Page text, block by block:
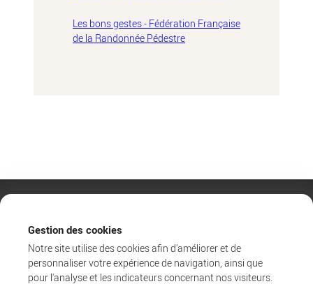
Gestion des cookies
Notre site utilise des cookies afin d'améliorer et de
personnaliser votre expérience de navigation, ainsi que
pour l'analyse et les indicateurs concernant nos visiteurs.
Les bons gestes - Fédération Française
de la Randonnée Pédestre